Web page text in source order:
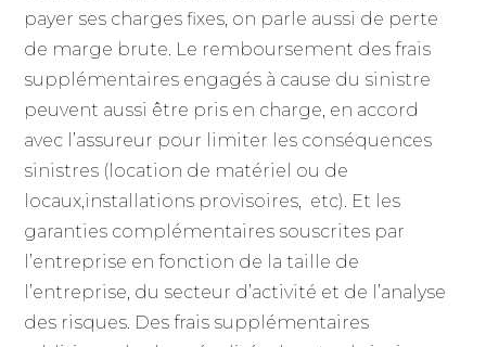
payer ses charges fixes, on parle aussi de perte
de marge brute. Le remboursement des frais
supplémentaires engagés à cause du sinistre
peuvent aussi être pris en charge, en accord
avec l’assureur pour limiter les conséquences
sinistres (location de matériel ou de
locaux,installations provisoires, etc). Et les
garanties complémentaires souscrites par
l’entreprise en fonction de la taille de
l’entreprise, du secteur d’activité et de l’analyse
des risques. Des frais supplémentaires